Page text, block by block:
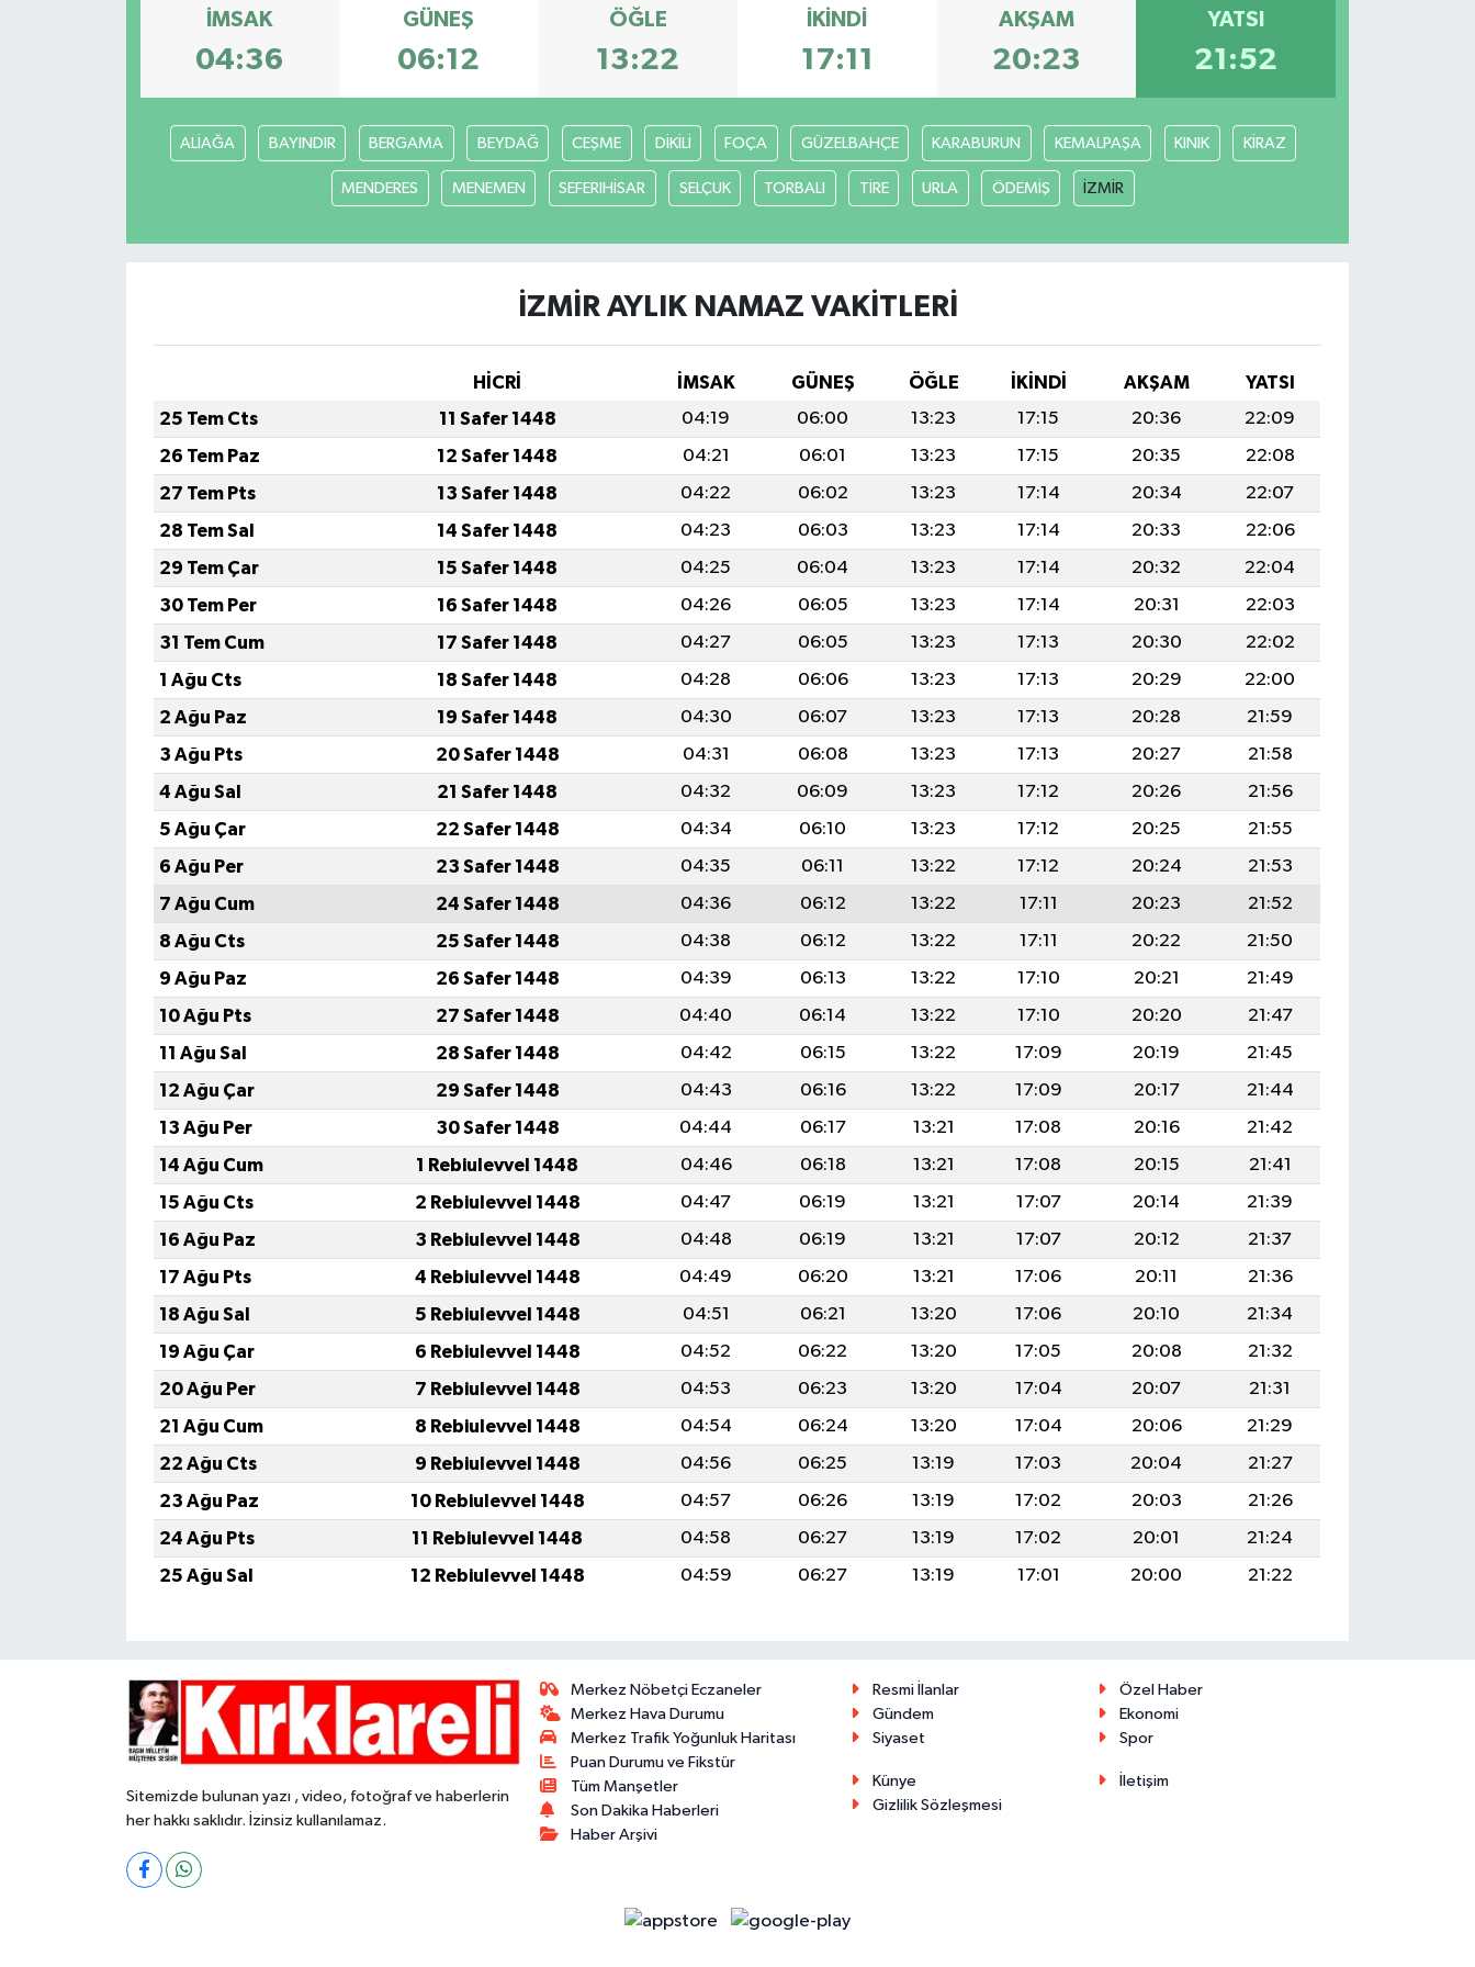
İMSAK
04:36
GÜNEŞ
06:12
ÖĞLE
13:22
İKINDI
17:11
AKŞAM
20:23
YATSI
21:52
ALİAĞA BAYINDIR BERGAMA BEYDAĞ CEŞME DİKİLİ FOÇA GÜZELBAHÇE KARABURUN KEMALPAŞA KINIK KİRAZ
MENDERES MENEMEN SEFERIHİSAR SELÇUK TORBALI TİRE URLA ÖDEMİŞ İZMİR
İZMİR AYLIK NAMAZ VAKITLERI
HİCRİ İMSAK GÜNEŞ ÖĞLE İKINDI AKŞAM
YATSI
25 Tem Cts
11 Safer 1448 04:19 06:00 13:23 17:15 20:36
22:09
26 Tem Paz
12 Safer 1448 04:21 06:01 13:23 17:15 20:35
22:08
27 Tem Pts
13 Safer 1448 04:22 06:02 13:23 17:14 20:34
22:07
28 Tem Sal
14 Safer 1448 04:23 06:03 13:23 17:14 20:33
22:06
29 Tem Çar
15 Safer 1448 04:25 06:04 13:23 17:14 20:32
22:04
30 Tem Per
16 Safer 1448 04:26 06:05 13:23 17:14 20:31
22:03
31 Tem Cum
17 Safer 1448 04:27 06:05 13:23 17:13 20:30
22:02
1 Ağu Cts
18 Safer 1448 04:28 06:06 13:23 17:13 20:29
22:00
2 Ağu Paz
19 Safer 1448 04:30 06:07 13:23 17:13 20:28
21:59
3 Ağu Pts
20 Safer 1448 04:31 06:08 13:23 17:13 20:27
21:58
4 Ağu Sal
21 Safer 1448 04:32 06:09 13:23 17:12 20:26
21:56
5 Ağu Çar
22 Safer 1448 04:34 06:10 13:23 17:12 20:25
21:55
6 Ağu Per
23 Safer 1448 04:35 06:11 13:22 17:12 20:24
21:53
7 Ağu Cum
24 Safer 1448 04:36 06:12 13:22 17:11 20:23
21:52
8 Ağu Cts
25 Safer 1448 04:38 06:12 13:22 17:11 20:22
21:50
9 Ağu Paz
26 Safer 1448 04:39 06:13 13:22 17:10 20:21
21:49
10 Ağu Pts
27 Safer 1448 04:40 06:14 13:22 17:10 20:20
21:47
11 Ağu Sal
28 Safer 1448 04:42 06:15 13:22 17:09 20:19
21:45
12 Ağu Çar
29 Safer 1448 04:43 06:16 13:22 17:09 20:17
21:44
13 Ağu Per
30 Safer 1448 04:44 06:17 13:21 17:08 20:16
21:42
14 Ağu Cum
1 Rebiulevvel 1448 04:46 06:18 13:21 17:08 20:15
21:41
15 Ağu Cts
2 Rebiulevvel 1448 04:47 06:19 13:21 17:07 20:14
21:39
16 Ağu Paz
3 Rebiulevvel 1448 04:48 06:19 13:21 17:07 20:12
21:37
17 Ağu Pts
4 Rebiulevvel 1448 04:49 06:20 13:21 17:06 20:11
21:36
18 Ağu Sal
5 Rebiulevvel 1448 04:51 06:21 13:20 17:06 20:10
21:34
19 Ağu Çar
6 Rebiulevvel 1448 04:52 06:22 13:20 17:05 20:08
21:32
20 Ağu Per
7 Rebiulevvel 1448 04:53 06:23 13:20 17:04 20:07
21:31
21 Ağu Cum
8 Rebiulevvel 1448 04:54 06:24 13:20 17:04 20:06
21:29
22 Ağu Cts
9 Rebiulevvel 1448 04:56 06:25 13:19 17:03 20:04
21:27
23 Ağu Paz
10 Rebiulevvel 1448 04:57 06:26 13:19 17:02 20:03
21:26
24 Ağu Pts
11 Rebiulevvel 1448 04:58 06:27 13:19 17:02 20:01
21:24
25 Ağu Sal
12 Rebiulevvel 1448 04:59 06:27 13:19 17:01 20:00 21:22
Sitemizde bulunan yazı , video, fotoğraf ve haberlerin
her hakkı saklıdır. İzinsiz kullanılamaz.
Merkez Nöbetçi Eczaneler
Merkez Hava Durumu
Merkez Trafik Yoğunluk Haritası
Puan Durumu ve Fikstür
Tüm Manşetler
Son Dakika Haberleri
Haber Arşivi
Resmi İlanlar
Özel Haber
Gündem
Ekonomi
Siyaset
Spor
Künye
İletişim
Gizlilik Sözleşmesi